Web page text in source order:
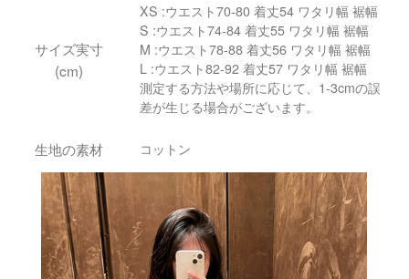
サイズ実寸
(cm)
XS :ウエスト70-80 着丈54 ワタリ幅 裾幅
S :ウエスト74-84 着丈55 ワタリ幅 裾幅
M :ウエスト78-88 着丈56 ワタリ幅 裾幅
L :ウエスト82-92 着丈57 ワタリ幅 裾幅
測定する方法や場所に応じて、1-3cmの誤
差が生じる場合がございます。
生地の素材 コットン